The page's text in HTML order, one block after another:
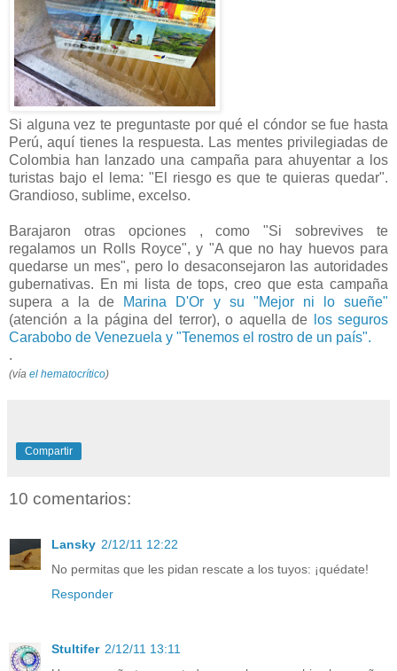
Si alguna vez te preguntaste por qué el cóndor se fue hasta
Perú, aquí tienes la respuesta. Las mentes privilegiadas de
Colombia han lanzado una campaña para ahuyentar a los
turistas bajo el lema: "El riesgo es que te quieras quedar".
Grandioso, sublime, excelso.
Barajaron otras opciones , como "Si sobrevives te
regalamos un Rolls Royce", y "A que no hay huevos para
quedarse un mes", pero lo desaconsejaron las autoridades
gubernativas. En mi lista de tops, creo que esta campaña
supera a la de Marina D'Or y su "Mejor ni lo sueñe"
(atención a la página del terror), o aquella de
los seguros
Carabobo de Venezuela y "Tenemos el rostro de un país".
.
(vía el hematocrítico)
Compartir
10 comentarios:
Lansky 2/12/11 12:22
No permitas que les pidan rescate a los tuyos: ¡quédate!
Responder
Stultifer 2/12/11 13:11